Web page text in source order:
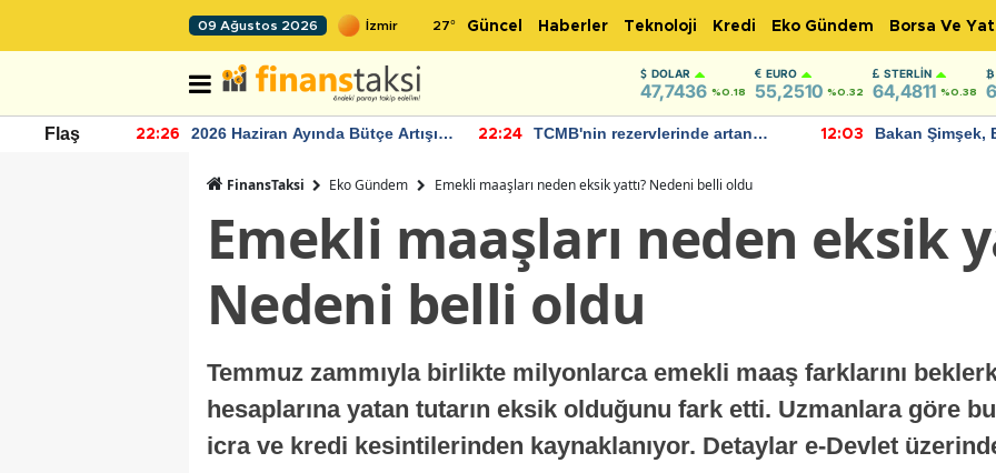
09 Ağustos 2026 27° Güncel Haberler Teknoloji Kredi Eko Gündem Borsa Ve
DOLAR
47,7436 %0.18
EURO
55,2510 %0.32
STERLIN
64,4811 %0.38
Flaş 22:26
2026 Haziran Ayında Bütçe Artışı
22:24
TCMB'nin rezervlerinde artan
12:03
Bakan Şimşek,
FinansTaksi Eko Gündem Emekli maaşları neden eksik yattı? Nedeni belli oldu
Emekli maaşları neden eksik
Nedeni belli oldu
Temmuz zammıyla birlikte milyonlarca emekli maaş farklarını
hesaplarına yatan tutarın eksik olduğunu fark etti. Uzmanlara göre bu
icra ve kredi kesintilerinden kaynaklanıyor. Detaylar e-Devlet